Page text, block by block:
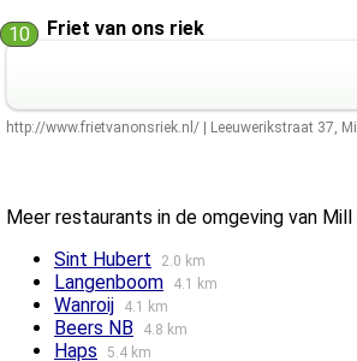
10 Friet van ons riek
http://www.frietvanonsriek.nl/ Leeuwerikstraat 37, Mill
Meer restaurants in de omgeving van Mill
Sint Hubert
2.0 km
Langenboom 4.1 km
Wanroij 4.1 km
Beers NB 4.8 km
Haps 5.4 km